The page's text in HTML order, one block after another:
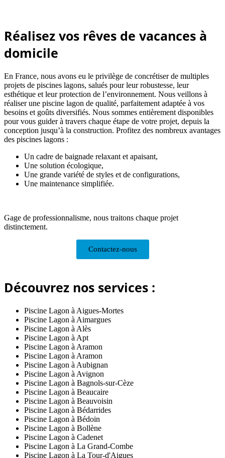
Réalisez vos rêves de vacances à
domicile
En France, nous avons eu le privilège de concrétiser de multiples
projets de piscines lagons, salués pour leur robustesse, leur
esthétique et leur protection de l’environnement. Nous veillons à
réaliser une piscine lagon de qualité, parfaitement adaptée à vos
besoins et goûts diversifiés. Nous sommes entièrement disponibles
pour vous guider à travers chaque étape de votre projet, depuis la
conception jusqu’à la construction. Profitez des nombreux avantages
des piscines lagons :
Un cadre de baignade relaxant et apaisant,
Une solution écologique,
Une grande variété de styles et de configurations,
Une maintenance simplifiée.
Gage de professionnalisme, nous traitons chaque projet
distinctement.
Contactez-nous
Découvrez nos services :
Piscine Lagon à Aigues-Mortes
Piscine Lagon à Aimargues
Piscine Lagon à Alès
Piscine Lagon à Apt
Piscine Lagon à Aramon
Piscine Lagon à Aramon
Piscine Lagon à Aubignan
Piscine Lagon à Avignon
Piscine Lagon à Bagnols-sur-Cèze
Piscine Lagon à Beaucaire
Piscine Lagon à Beauvoisin
Piscine Lagon à Bédarrides
Piscine Lagon à Bédoin
Piscine Lagon à Bollène
Piscine Lagon à Cadenet
Piscine Lagon à La Grand-Combe
Piscine Lagon à La Tour-d'Aigues